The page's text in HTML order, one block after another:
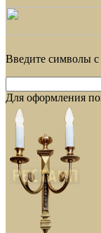
Введите символы с
Для оформления